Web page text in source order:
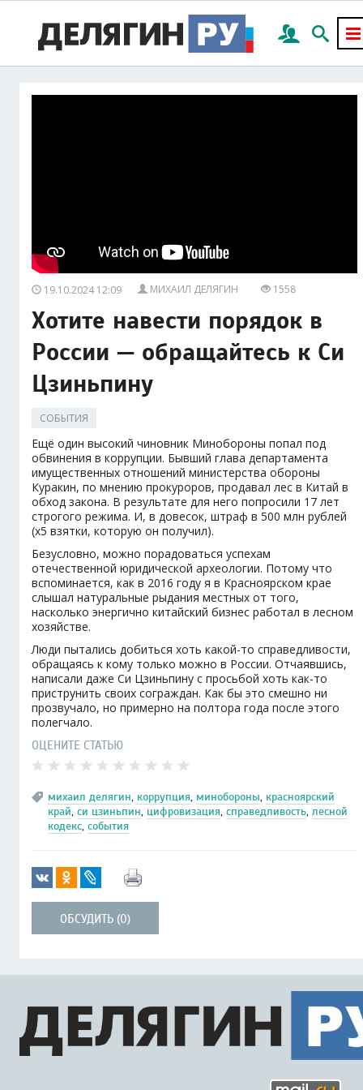
19.10.2024 12:09 МИХАИЛ ДЕЛЯГИН 1558
Хотите навести порядок в
России — обращайтесь к Си
Цзиньпину
СОБЫТИЯ
Ещё один высокий чиновник Минобороны попал под
обвинения в коррупции. Бывший глава департамента
имущественных отношений министерства обороны
Куракин, по мнению прокуроров, продавал лес в Китай в
обход закона. В результате для него попросили 17 лет
строгого режима. И, в довесок, штраф в 500 млн рублей
(x5 взятки, которую он получил).
Безусловно, можно порадоваться успехам
отечественной юридической археологии. Потому что
вспоминается, как в 2016 году я в Красноярском крае
слышал натуральные рыдания местных от того,
насколько энергично китайский бизнес работал в лесном
хозяйстве.
Люди пытались добиться хоть какой-то справедливости,
обращаясь к кому только можно в России. Отчаявшись,
написали даже Си Цзиньпину с просьбой хоть как-то
приструнить своих сограждан. Как бы это смешно ни
прозвучало, но примерно на полтора года после этого
полегчало.
ОЦЕНИТЕ СТАТЬЮ
михаил делягин, коррупция, минобороны, красноярский
край, си цзиньпин, цифровизация, справедливость, лесной
кодекс, события
ОБСУДИТЬ (0)